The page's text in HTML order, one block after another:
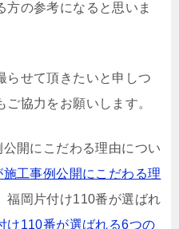
方の参考になると思いま
らせて頂きたいと申しつ
協力をお願いします。
開にこだわる理由につい
工事例公開にこだわる理
福岡片付け110番が選ばれ
け110番が選ばれる6つの